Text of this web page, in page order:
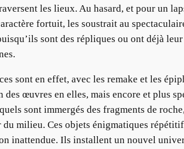
les lieux. Au hasard, et pour un
fortuit, les soustrait au
sont des répliques ou ont déjà
sont en effet, avec les remake et les
des œuvres en elles, mais encore et plus
sont immergés des fragments de
milieu. Ces objets énigmatiques
inattendue. Ils installent un nouvel